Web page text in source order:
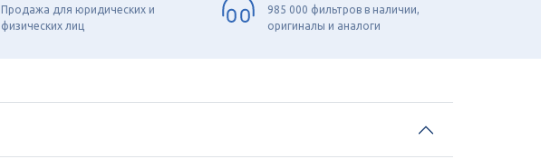
Продажа для юридических и
физических лиц
985 000 фильтров в наличии,
оригиналы и аналоги